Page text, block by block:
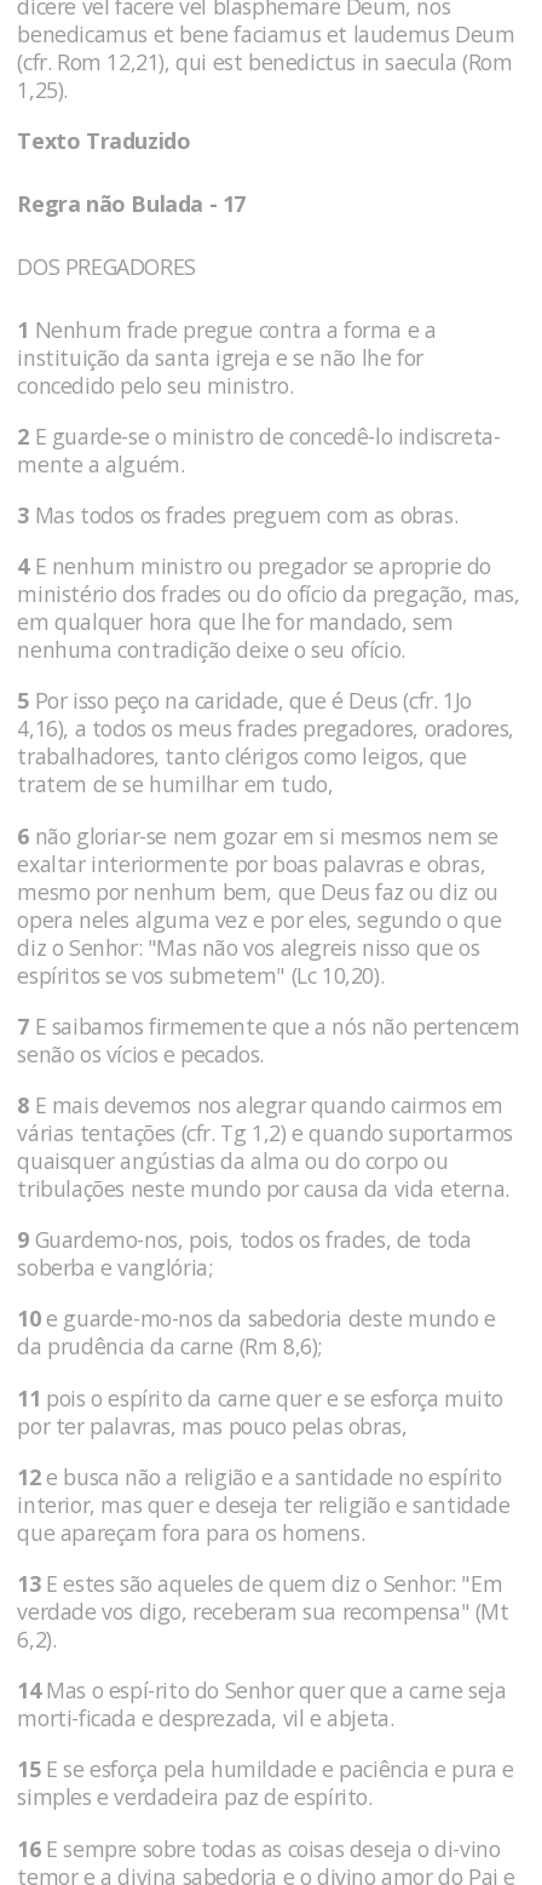
dicere vel facere vel blasphemare Deum, nos
benedicamus et bene faciamus et laudemus Deum
(cfr. Rom 12,21), qui est benedictus in saecula (Rom
1,25).
Texto Traduzido
Regra não Bulada - 17
DOS PREGADORES
1 Nenhum frade pregue contra a forma e a
instituição da santa igreja e se não lhe for
concedido pelo seu ministro.
2 E guarde-se o ministro de concedê-lo indiscreta-
mente a alguém.
3 Mas todos os frades preguem com as obras.
4E nenhum ministro ou pregador se aproprie do
ministério dos frades ou do ofício da pregação, mas,
em qualquer hora que lhe for mandado, sem
nenhuma contradição deixe o seu ofício.
5 Por isso peço na caridade, que é Deus (cfr. 1Jo
4,16), a todos os meus frades pregadores, oradores,
trabalhadores, tanto clérigos como leigos, que
tratem de se humilhar em tudo,
6 não gloriar-se nem gozar em si mesmos nem se
exaltar interiormente por boas palavras e obras,
mesmo por nenhum bem, que Deus faz ou diz ou
opera neles alguma vez e por eles, segundo o que
diz o Senhor: "Mas não vos alegreis nisso que os
espíritos se vos submetem" (Lc 10,20).
7 E saibamos firmemente que a nós não pertencem
senão os vícios e pecados.
8 E mais devemos nos alegrar quando cairmos em
várias tentações (cfr. Tg 1,2) e quando suportarmos
quaisquer angústias da alma ou do corpo ou
tribulações neste mundo por causa da vida eterna.
9 Guardemo-nos, pois, todos os frades, de toda
soberba e vanglória;
10e guarde-mo-nos da sabedoria deste mundo e
da prudência da carne (Rm 8,6);
11 pois o espírito da carne quer e se esforça muito
por ter palavras, mas pouco pelas obras,
12e busca não a religião e a santidade no espírito
interior, mas quer e deseja ter religião e santidade
que apareçam fora para os homens.
13E estes são aqueles de quem diz o Senhor: "Em
verdade vos digo, receberam sua recompensa" (Mt
6,2).
14Mas o espí-rito do Senhor quer que a carne seja
morti-ficada e desprezada, vil e abjeta.
15E se esforça pela humildade e paciência e pura e
simples e verdadeira paz de espírito.
16E sempre sobre todas as coisas deseja o di-vino
temor e a divina sabedoria e o divino amor do Pai e